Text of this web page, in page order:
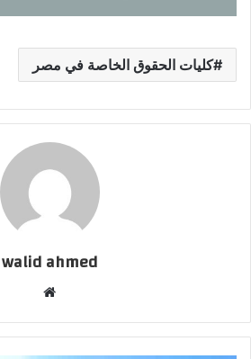
كليات الحقوق الخاصة في مصر
walid ahmed